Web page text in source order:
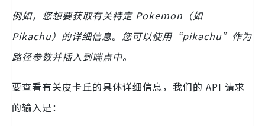
例如，您想要获取有关特定 Pokemon（如
Pikachu）的详细信息。您可以使用“pikachu”作为
路径参数并插入到端点中。
要查看有关皮卡丘的具体详细信息，我们的 API 请求
的输入是：